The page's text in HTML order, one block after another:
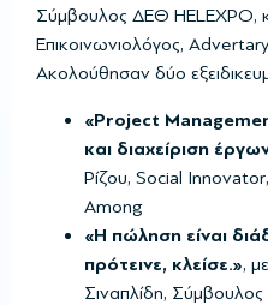
Σύμβουλος ΔΕΘ HELEXPO,
Επικοινωνιολόγος,
Ακολούθησαν δύο
«Project
και διαχείριση
Ρίζου, Social
Among
«Η πώληση είναι
πρότεινε, κλείσε.»,
Σιναπλίδη,